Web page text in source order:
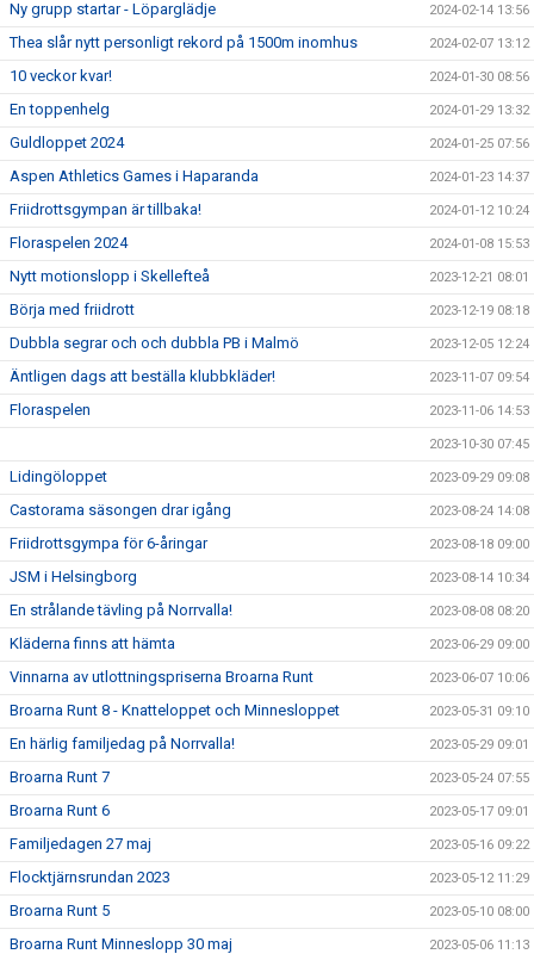
Ny grupp startar - Löparglädje 2024-02-14 13:56
Thea slår nytt personligt rekord på 1500m inomhus 2024-02-07 13:12
10 veckor kvar! 2024-01-30 08:56
En toppenhelg 2024-01-29 13:32
Guldloppet 2024 2024-01-25 07:56
Aspen Athletics Games i Haparanda 2024-01-23 14:37
Friidrottsgympan är tillbaka! 2024-01-12 10:24
Floraspelen 2024 2024-01-08 15:53
Nytt motionslopp i Skellefteå 2023-12-21 08:01
Börja med friidrott 2023-12-19 08:18
Dubbla segrar och och dubbla PB i Malmö 2023-12-05 12:24
Äntligen dags att beställa klubbkläder! 2023-11-07 09:54
Floraspelen 2023-11-06 14:53
2023-10-30 07:45
Lidingöloppet 2023-09-29 09:08
Castorama säsongen drar igång 2023-08-24 14:08
Friidrottsgympa för 6-åringar 2023-08-18 09:00
JSM i Helsingborg 2023-08-14 10:34
En strålande tävling på Norrvalla! 2023-08-08 08:20
Kläderna finns att hämta 2023-06-29 09:00
Vinnarna av utlottningspriserna Broarna Runt 2023-06-07 10:06
Broarna Runt 8 - Knatteloppet och Minnesloppet 2023-05-31 09:10
En härlig familjedag på Norrvalla! 2023-05-29 09:01
Broarna Runt 7 2023-05-24 07:55
Broarna Runt 6 2023-05-17 09:01
Familjedagen 27 maj 2023-05-16 09:22
Flocktjärnsrundan 2023 2023-05-12 11:29
Broarna Runt 5 2023-05-10 08:00
Broarna Runt Minneslopp 30 maj 2023-05-06 11:13